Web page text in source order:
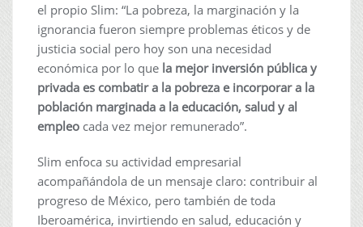
el propio Slim: “La pobreza, la marginación y la
ignorancia fueron siempre problemas éticos y de
justicia social pero hoy son una necesidad
económica por lo que la mejor inversión pública y
privada es combatir a la pobreza e incorporar a la
población marginada a la educación, salud y al
empleo cada vez mejor remunerado”.
Slim enfoca su actividad empresarial
acompañándola de un mensaje claro: contribuir al
progreso de México, pero también de toda
Iberoamérica, invirtiendo en salud, educación y